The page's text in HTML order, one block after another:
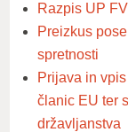
Razpis UP
Preizkus
spretnosti
Prijava in
članic EU ter
državljanstva